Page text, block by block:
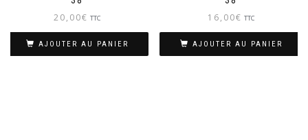
20,00€ TTC
AJOUTER AU PANIER
16,00€ TTC
AJOUTER AU PANIER